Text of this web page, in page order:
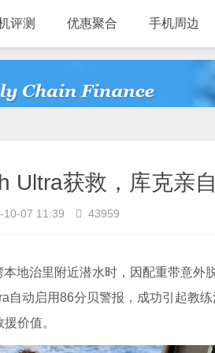
评测 优惠聚合 手机周边
Ultra获救，库克亲
07 11:39 43959
地治里附近潜水时，因配重带意外
自动启用86分贝警报，成功引起教
价值。